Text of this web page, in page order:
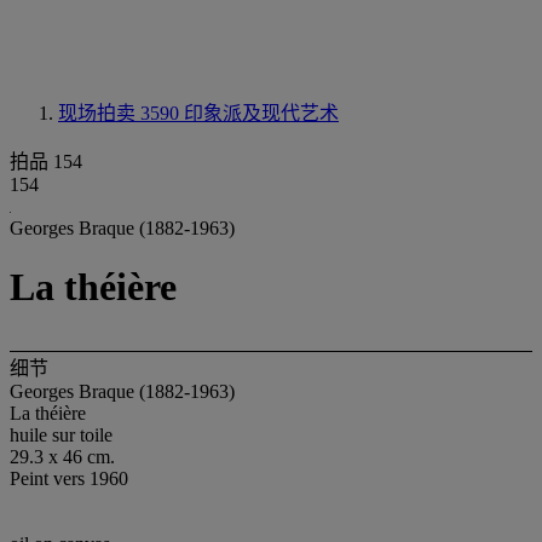
现场拍卖 3590 印象派及现代艺术
拍品 154
154
Georges Braque (1882-1963)
La théière
细节
Georges Braque (1882-1963)
La théière
huile sur toile
29.3 x 46 cm.
Peint vers 1960